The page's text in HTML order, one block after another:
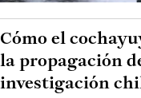
Cómo el
la propagación
investigación